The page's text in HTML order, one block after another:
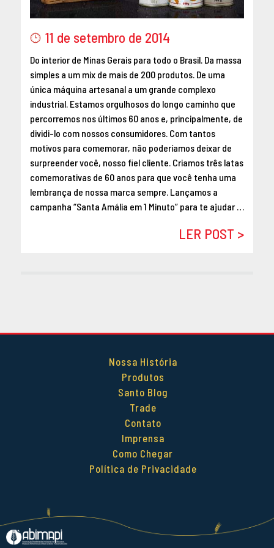
MAIO 2016
MARÇO 2016
FEVEREIRO 2016
JANEIRO 2016
DEZEMBRO 2015
NOVEMBRO 2015
OUTUBRO 2015
SETEMBRO 2015
AGOSTO 2015
JULHO 2015
JUNHO 2015
AGOSTO 2014
ABRIL 2014
11 de setembro de 2014
Do interior de Minas Gerais para todo o Brasil. Da massa
simples a um mix de mais de 200 produtos. De uma
única máquina artesanal a um grande complexo
industrial. Estamos orgulhosos do longo caminho que
percorremos nos últimos 60 anos e, principalmente, de
dividi-lo com nossos consumidores. Com tantos
motivos para comemorar, não poderíamos deixar de
surpreender você, nosso fiel cliente. Criamos três latas
comemorativas de 60 anos para que você tenha uma
lembrança de nossa marca sempre. Lançamos a
campanha “Santa Amália em 1 Minuto” para te ajudar …
LER POST >
Nossa História
Produtos
Santo Blog
Trade
Contato
Imprensa
Como Chegar
Política de Privacidade